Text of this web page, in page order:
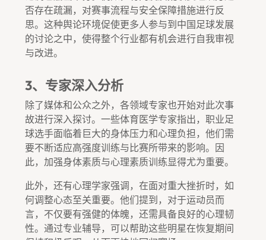
否存在疏漏，对赛事流程与安全保障措施进行反
思。这种舆论环境促使更多人参与到中国足球发展
的讨论之中，使得整个行业都有机会进行自我审视
与改进。
3、专家深入分析
除了媒体和公众之外，各领域专家也开始对此次事
故进行深入探讨。一些体育医学专家指出，职业足
球选手面临着巨大的身体压力和心理负担，他们需
要不断适应高强度训练与比赛所带来的影响。因
此，加强身体素质与心理素质训练显得尤为重要。
此外，还有心理学家强调，在面对重大挫折时，如
何调整心态至关重要。他们提到，对于运动员而
言，不仅要有强健的体魄，还需具备良好的心理韧
性。通过专业辅导，可以帮助这些明星在恢复期间